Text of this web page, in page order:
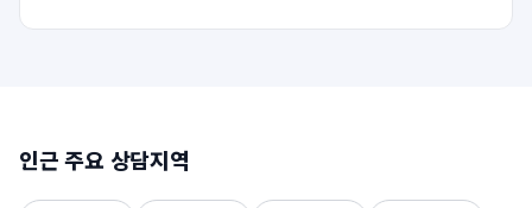
인근 주요 상담지역